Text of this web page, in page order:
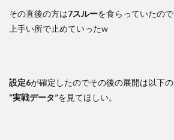
その直後の方は7スルーを食らっていたので
上手い所で止めていったw
設定6が確定したのでその後の展開は以下の
“実戦データ”を見てほしい。